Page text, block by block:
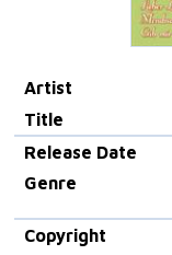
Artist
Title
Release Date
Genre
Copyright